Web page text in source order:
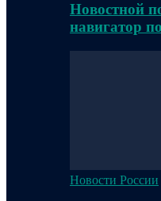
Новостной
навигатор
Новости России